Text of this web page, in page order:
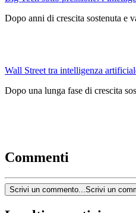
Dopo anni di crescita sostenuta e
Wall Street tra intelligenza
Dopo una lunga fase di crescita
Commenti
Scrivi un commento... Scrivi un